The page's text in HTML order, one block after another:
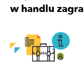
w handlu